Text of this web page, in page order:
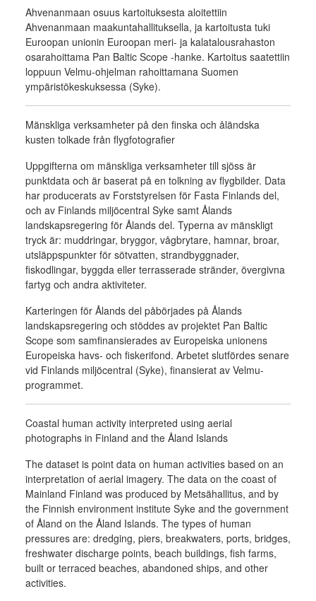
Ahvenanmaan osuus kartoituksesta aloitettiin
Ahvenanmaan maakuntahallituksella, ja kartoitusta tuki
Euroopan unionin Euroopan meri- ja kalatalousrahaston
osarahoittama Pan Baltic Scope -hanke. Kartoitus saatettiin
loppuun Velmu-ohjelman rahoittamana Suomen
ympäristökeskuksessa (Syke).
Mänskliga verksamheter på den finska och åländska
kusten tolkade från flygfotografier
Uppgifterna om mänskliga verksamheter till sjöss är
punktdata och är baserat på en tolkning av flygbilder. Data
har producerats av Forststyrelsen för Fasta Finlands del,
och av Finlands miljöcentral Syke samt Ålands
landskapsregering för Ålands del. Typerna av mänskligt
tryck är: muddringar, bryggor, vågbrytare, hamnar, broar,
utsläppspunkter för sötvatten, strandbyggnader,
fiskodlingar, byggda eller terrasserade stränder, övergivna
fartyg och andra aktiviteter.
Karteringen för Ålands del påbörjades på Ålands
landskapsregering och stöddes av projektet Pan Baltic
Scope som samfinansierades av Europeiska unionens
Europeiska havs- och fiskerifond. Arbetet slutfördes senare
vid Finlands miljöcentral (Syke), finansierat av Velmu-
programmet.
Coastal human activity interpreted using aerial
photographs in Finland and the Åland Islands
The dataset is point data on human activities based on an
interpretation of aerial imagery. The data on the coast of
Mainland Finland was produced by Metsähallitus, and by
the Finnish environment institute Syke and the government
of Åland on the Åland Islands. The types of human
pressures are: dredging, piers, breakwaters, ports, bridges,
freshwater discharge points, beach buildings, fish farms,
built or terraced beaches, abandoned ships, and other
activities.